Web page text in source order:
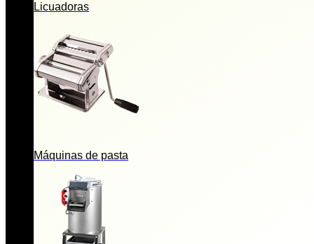
Licuadoras
Máquinas de pasta